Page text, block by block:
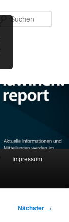
Impressum
Nächster →